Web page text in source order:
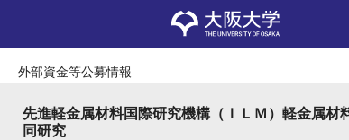
外部資金等公募情報
先進軽金属材料国際研究機構（ＩＬＭ）軽金属
同研究